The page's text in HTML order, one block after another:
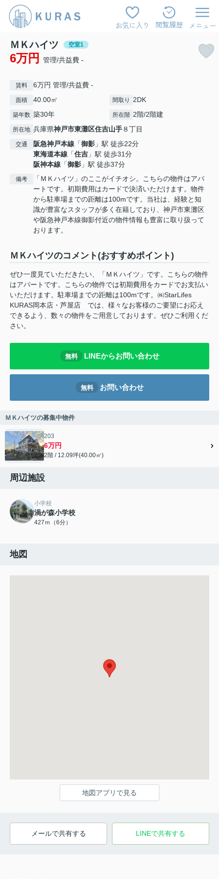
お気に入り 閲覧履歴 メニュー
ＭＫハイツ 空室1
6万円 管理/共益費 -
賃料 6万円 管理/共益費 -
面積 40.00㎡ 間取り 2DK
築年数 築30年 所在階 2階/2階建
所在地 兵庫県神戸市東灘区住吉山手８丁目
交通 阪急神戸本線 「御影 」駅 徒歩22分
東海道本線 「住吉 」駅 徒歩31分
阪神本線 「御影 」駅 徒歩37分
備考
「ＭＫハイツ」のここがイチオシ。こちらの物件はアパ
ートです。初期費用はカードで決済いただけます。物件
から駐車場までの距離は100mです。当社は、経験と知
識が豊富なスタッフが多く在籍しており、神戸市東灘区
や阪急神戸本線御影付近の物件情報も豊富に取り扱って
おります。
ＭＫハイツのコメント(おすすめポイント)
ぜひ一度見ていただきたい、「ＭＫハイツ」です。こちらの物件
はアパートです。こちらの物件では初期費用をカードでお支払い
いただけます。駐車場までの距離は100mです。㈱StarLifes
KURAS岡本店・芦屋店 では、様々なお客様のご要望にお応え
できるよう、数々の物件をご用意しております。ぜひご利用くだ
さい。
無料 LINEからお問い合わせ
無料 お問い合わせ
ＭＫハイツの募集中物件
203
6万円
2階 / 12.09坪(40.00㎡)
周辺施設
小学校
渦が森小学校
427ｍ（6分）
地図
地図アプリで見る
メールで共有する LINEで共有する